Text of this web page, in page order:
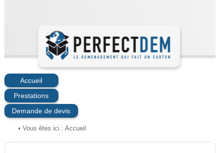
Accueil
Prestations
Demande de devis
• Vous êtes ici : Accueil